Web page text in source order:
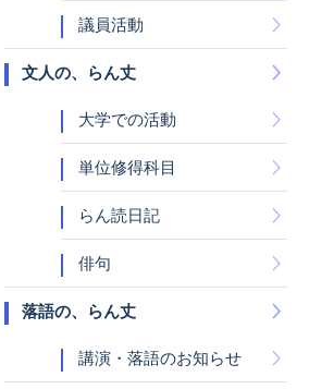
議員活動
文人の、らん丈
大学での活動
単位修得科目
らん読日記
俳句
落語の、らん丈
講演・落語のお知らせ